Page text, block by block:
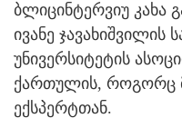
ბლიცინტერვიუ კახა
ივანე
უნივერსიტეტის
ქართულის, როგორც
ექსპერტთან.